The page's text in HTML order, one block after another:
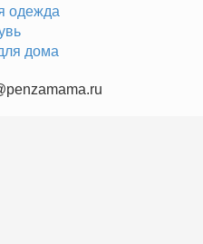
одежда
дома